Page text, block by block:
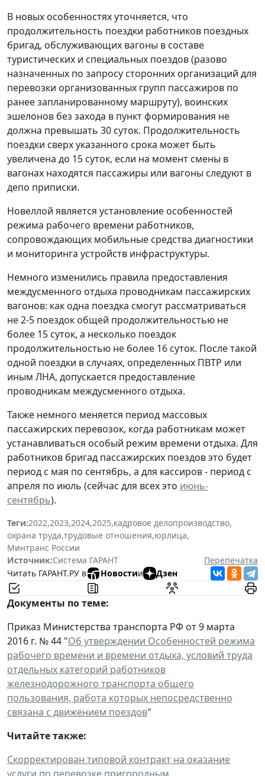
В новых особенностях уточняется, что
продолжительность поездки работников поездных
бригад, обслуживающих вагоны в составе
туристических и специальных поездов (разово
назначенных по запросу сторонних организаций для
перевозки организованных групп пассажиров по
ранее запланированному маршруту), воинских
эшелонов без захода в пункт формирования не
должна превышать 30 суток. Продолжительность
поездки сверх указанного срока может быть
увеличена до 15 суток, если на момент смены в
вагонах находятся пассажиры или вагоны следуют в
депо приписки.
Новеллой является установление особенностей
режима рабочего времени работников,
сопровождающих мобильные средства диагностики
и мониторинга устройств инфраструктуры.
Немного изменились правила предоставления
междусменного отдыха проводникам пассажирских
вагонов: как одна поездка смогут рассматриваться
не 2-5 поездок общей продолжительностью не
более 15 суток, а несколько поездок
продолжительностью не более 16 суток. После такой
одной поездки в случаях, определенных ПВТР или
иным ЛНА, допускается предоставление
проводникам междусменного отдыха.
Также немного меняется период массовых
пассажирских перевозок, когда работникам может
устанавливаться особый режим времени отдыха. Для
работников бригад пассажирских поездов это будет
период с мая по сентябрь, а для кассиров - период с
апреля по июль (сейчас для всех это июнь-
сентябрь).
Теги:2022,2023,2024,2025,кадровое делопроизводство,
охрана труда,трудовые отношения,юрлица,
Минтранс России
Источник:Система ГАРАНТ
Перепечатка
Читать ГАРАНТ.РУ в
Новостии Дзен
Документы по теме:
Приказ Министерства транспорта РФ от 9 марта
2016 г. № 44 "Об утверждении Особенностей режима
рабочего времени и времени отдыха, условий труда
отдельных категорий работников
железнодорожного транспорта общего
пользования, работа которых непосредственно
связана с движением поездов"
Читайте также:
Скорректирован типовой контракт на оказание